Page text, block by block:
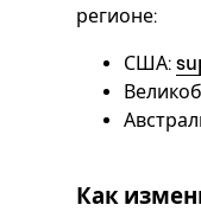
регионе:
США:
Как